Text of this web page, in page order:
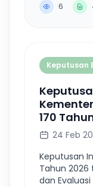
6
Keputusan
170
24 Feb
Keputusan
Tahun
dan